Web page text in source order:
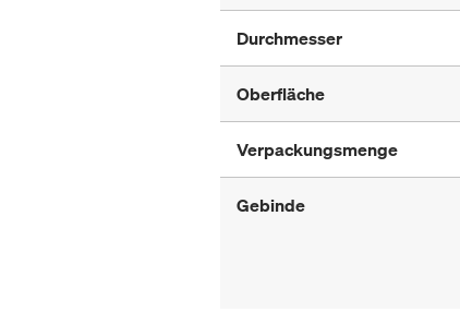
Durchmesser
Oberfläche
Verpackungsmenge
Gebinde